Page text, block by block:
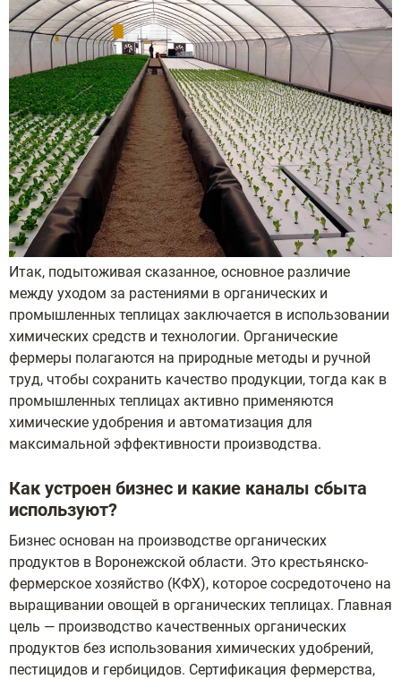
Итак, подытоживая сказанное, основное различие
между уходом за растениями в органических и
промышленных теплицах заключается в использовании
химических средств и технологии. Органические
фермеры полагаются на природные методы и ручной
труд, чтобы сохранить качество продукции, тогда как в
промышленных теплицах активно применяются
химические удобрения и автоматизация для
максимальной эффективности производства.
Как устроен бизнес и какие каналы сбыта
используют?
Бизнес основан на производстве органических
продуктов в Воронежской области. Это крестьянско-
фермерское хозяйство (КФХ), которое сосредоточено на
выращивании овощей в органических теплицах. Главная
цель — производство качественных органических
продуктов без использования химических удобрений,
пестицидов и гербицидов. Сертификация фермерства,